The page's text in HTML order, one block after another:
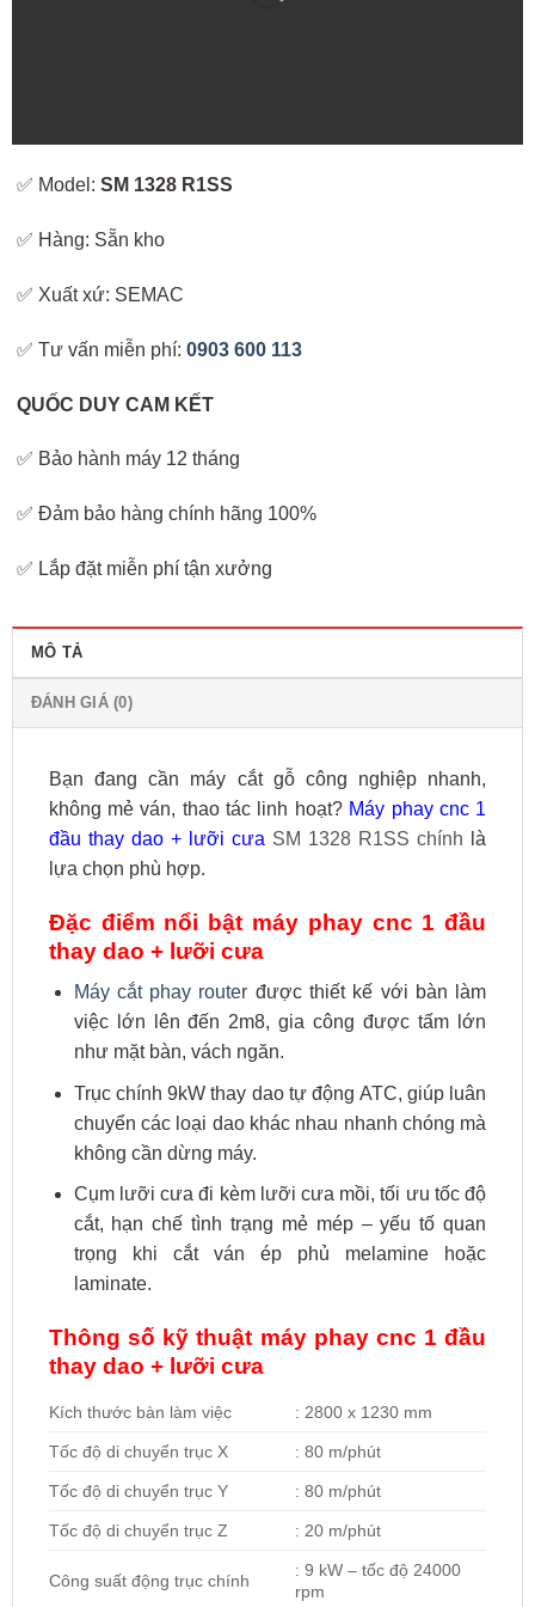
✅ Model:SM 1328 R1SS
✅ Hàng: Sẵn kho
✅ Xuất xứ: SEMAC
✅ Tư vấn miễn phí:0903 600 113
QUỐC DUY CAM KẾT
✅ Bảo hành máy 12 tháng
✅ Đảm bảo hàng chính hãng 100%
✅ Lắp đặt miễn phí tận xưởng
MÔ TẢ
ĐÁNH GIÁ (0)
Bạn đang cần máy cắt gỗ công nghiệp nhanh,
không mẻ ván, thao tác linh hoạt? Máy phay cnc 1
đầu thay dao + lưỡi cưa SM 1328 R1SS chính
là
lựa chọn phù hợp.
Đặc điểm nổi bật máy phay cnc 1 đầu
thay dao + lưỡi cưa
Máy cắt phay router được thiết kế với bàn làm
việc lớn lên đến 2m8, gia công được tấm lớn
như mặt bàn, vách ngăn.
Trục chính 9kW thay dao tự động ATC, giúp luân
chuyển các loại dao khác nhau nhanh chóng mà
không cần dừng máy.
Cụm lưỡi cưa đi kèm lưỡi cưa mồi, tối ưu tốc độ
cắt, hạn chế tình trạng mẻ mép – yếu tố quan
trọng khi cắt ván ép phủ melamine hoặc
laminate.
Thông số kỹ thuật máy phay cnc 1 đầu
thay dao + lưỡi cưa
Kích thước bàn làm việc : 2800 x 1230 mm
Tốc độ di chuyển trục X : 80 m/phút
Tốc độ di chuyển trục Y : 80 m/phút
Tốc độ di chuyển trục Z : 20 m/phút
Công suất động trục chính
: 9 kW – tốc độ 24000
rpm